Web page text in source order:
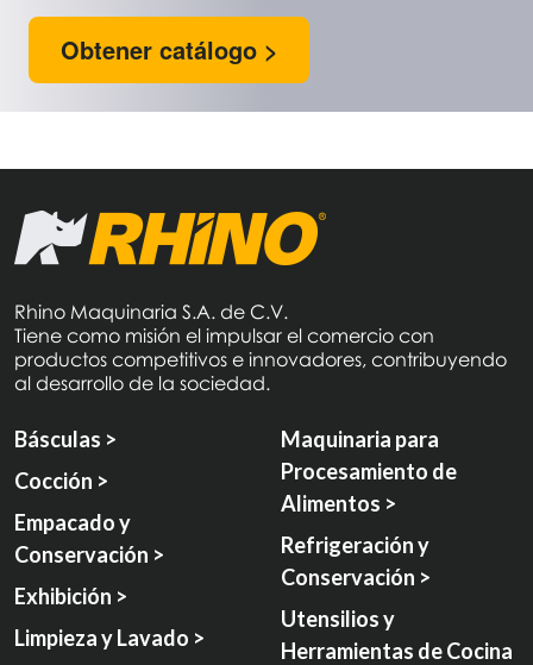
Obtener catálogo >
Rhino Maquinaria S.A. de C.V.
Tiene como misión el impulsar el comercio con
productos competitivos e innovadores, contribuyendo
al desarrollo de la sociedad.
Básculas >
Cocción >
Empacado y
Conservación >
Exhibición >
Limpieza y Lavado >
Maquinaria para
Procesamiento de
Alimentos >
Refrigeración y
Conservación >
Utensilios y
Herramientas de Cocina